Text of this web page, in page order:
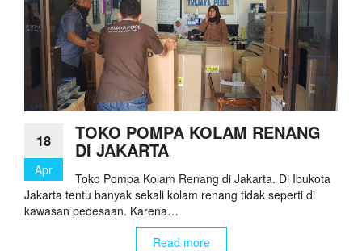
18
Apr
TOKO POMPA KOLAM RENANG
DI JAKARTA
Toko Pompa Kolam Renang di Jakarta. Di Ibukota
Jakarta tentu banyak sekali kolam renang tidak seperti di
kawasan pedesaan. Karena…
Read more